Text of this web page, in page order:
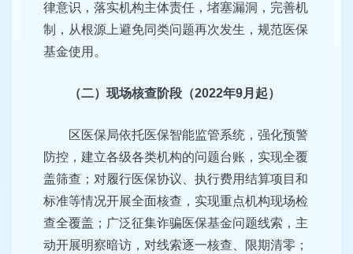
律意识，落实机构主体责任，堵塞漏洞，完善机
制，从根源上避免同类问题再次发生，规范医保
基金使用。
（二）现场核查阶段（2022年9月起）
区医保局依托医保智能监管系统，强化预警
防控，建立各级各类机构的问题台账，实现全覆
盖筛查；对履行医保协议、执行费用结算项目和
标准等情况开展全面核查，实现重点机构现场检
查全覆盖；广泛征集诈骗医保基金问题线索，主
动开展明察暗访，对线索逐一核查、限期清零；